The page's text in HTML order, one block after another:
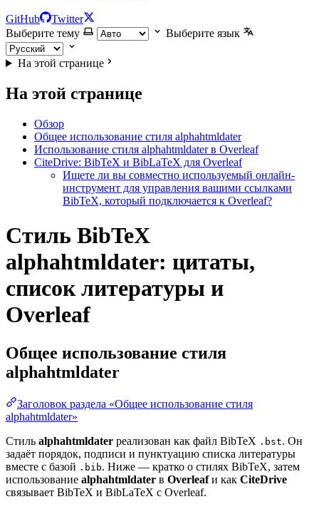
GitHub
Twitter
Выберите тему
Выберите язык
На этой странице
На этой странице
Обзор
Общее использование стиля alphahtmldater
Использование стиля alphahtmldater в Overleaf
CiteDrive: BibTeX и BibLaTeX для Overleaf
Ищете ли вы совместно используемый онлайн-
инструмент для управления вашими ссылками
BibTeX, который подключается к Overleaf?
Стиль BibTeX
alphahtmldater: цитаты,
список литературы и
Overleaf
Общее использование стиля
alphahtmldater
Заголовок раздела «Общее использование стиля
alphahtmldater»
Стиль alphahtmldater реализован как файл BibTeX .bst. Он
задаёт порядок, подписи и пунктуацию списка литературы
вместе с базой .bib. Ниже — кратко о стилях BibTeX, затем
использование alphahtmldater в Overleafи как CiteDrive
связывает BibTeX и BibLaTeX с Overleaf.